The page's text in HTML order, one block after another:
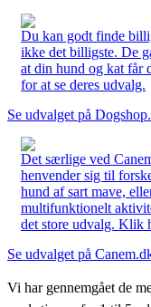
Du kan godt finde
ikke det billigste. De
at din hund og kat får
for at se deres udvalg.
Se udvalget på
Det særlige ved
henvender sig til
hund af sart mave,
multifunktionelt
det store udvalg. Klik
Se udvalget på
Vi har gennemgået de